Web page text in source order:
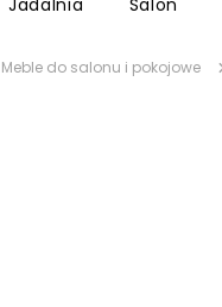
Jadalnia Salon
Meble do salonu i pokojowe